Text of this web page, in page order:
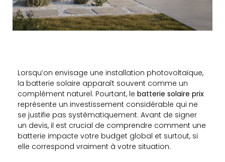
Lorsqu’on envisage une installation photovoltaïque,
la batterie solaire apparaît souvent comme un
complément naturel. Pourtant, le batterie solaire prix
représente un investissement considérable qui ne
se justifie pas systématiquement. Avant de signer
un devis, il est crucial de comprendre comment une
batterie impacte votre budget global et surtout, si
elle correspond vraiment à votre situation.